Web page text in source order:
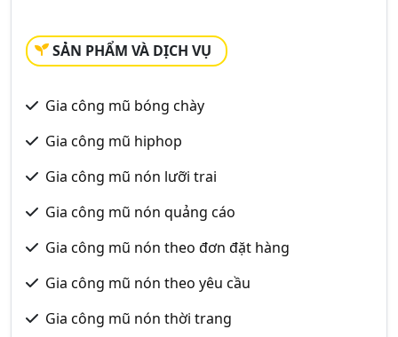
SẢN PHẨM VÀ DỊCH VỤ
Gia công mũ bóng chày
Gia công mũ hiphop
Gia công mũ nón lưỡi trai
Gia công mũ nón quảng cáo
Gia công mũ nón theo đơn đặt hàng
Gia công mũ nón theo yêu cầu
Gia công mũ nón thời trang